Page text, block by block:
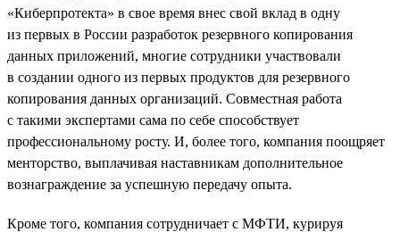
«Киберпротекта» в свое время внес свой вклад в одну
из первых в России разработок резервного копирования
данных приложений, многие сотрудники участвовали
в создании одного из первых продуктов для резервного
копирования данных организаций. Совместная работа
с такими экспертами сама по себе способствует
профессиональному росту. И, более того, компания поощряет
менторство, выплачивая наставникам дополнительное
вознаграждение за успешную передачу опыта.
Кроме того, компания сотрудничает с МФТИ, курируя